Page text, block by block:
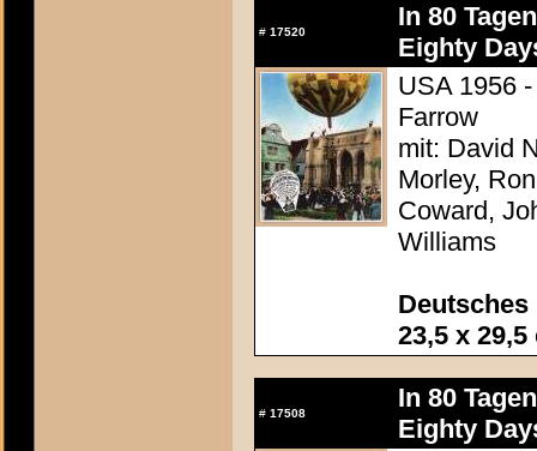
# 17520
In 80
Eighty
USA 1956
Farrow
mit: David
Morley,
Coward,
Williams
23,5 x 29,5
# 17508
In 80
Eighty